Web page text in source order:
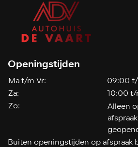
Openingstijden
Ma t/m Vr:
09:00 t/
Za:
10:00 t/
Zo:
Alleen
afspraak
Buiten openingstijden op afspraak